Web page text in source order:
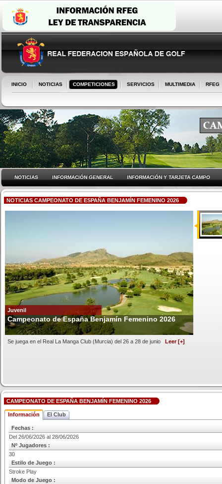
INICIO NOTICIAS COMPETICIONES SERVICIOS MULTIMEDIA RFEG
NOTICIAS INFORMACIÓN GENERAL INFORMACIÓN Y TARJETA CAMPO
NOTICIAS CAMPEONATO DE ESPAÑA BENJAMÍN FEMENINO 2026
Juvenil
Campeonato de España Benjamín Femenino 2026
Se juega en el Real La Manga Club (Murcia) del 26 a 28 de junio Leer [+]
CAMPEONATO DE ESPAÑA BENJAMÍN FEMENINO 2026
Información El Club
Fechas :
Del 26/06/2026 al 28/06/2026
Nº Jugadores :
30
Estilo de Juego :
Stroke Play
Modo de Juego :